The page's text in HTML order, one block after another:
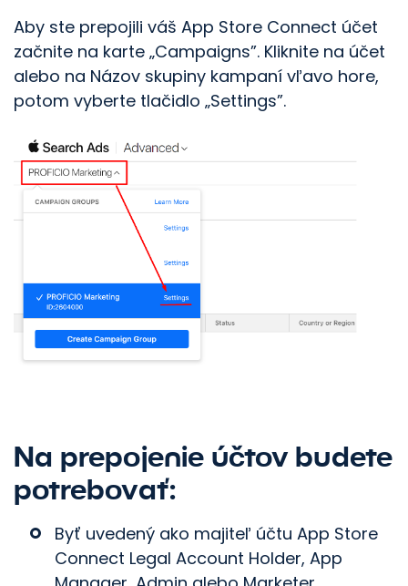
Aby ste prepojili váš App Store Connect účet
začnite na karte „Campaigns”. Kliknite na účet
alebo na Názov skupiny kampaní vľavo hore,
potom vyberte tlačidlo „Settings”.
Na prepojenie účtov budete
potrebovať:
Byť uvedený ako majiteľ účtu App Store
Connect Legal Account Holder, App